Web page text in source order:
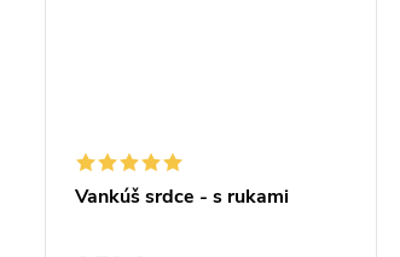
Vankúš srdce - s rukami